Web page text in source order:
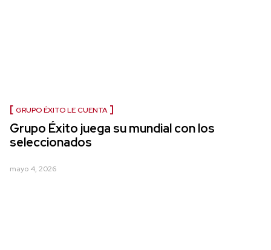
GRUPO ÉXITO LE CUENTA
Grupo Éxito juega su mundial con los
seleccionados
mayo 4, 2026